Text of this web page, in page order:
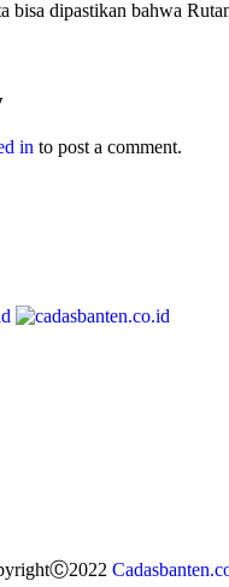
bisa dipastikan bahwa
in to post a comment.